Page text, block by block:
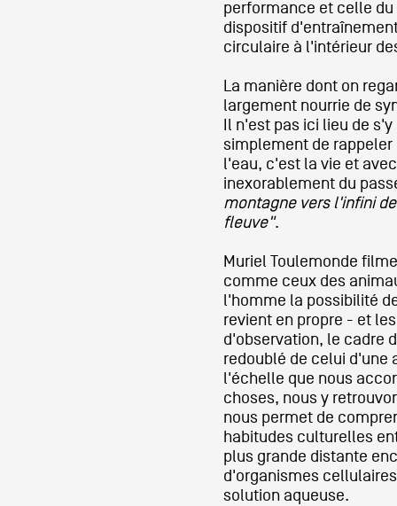
performance et celle
dispositif
circulaire à l'intérieur
La manière dont on
largement nourrie de
Il n'est pas ici lieu de
simplement de
l'eau, c'est la vie et
inexorablement du
montagne vers l'infini
fleuve".
Muriel Toulemonde
comme ceux des
l'homme la possibilité
revient en propre - et
d'observation, le cadre
redoublé de celui d'une
l'échelle que nous
choses, nous y
nous permet de
habitudes culturelles
plus grande distante
d'organismes
solution aqueuse.